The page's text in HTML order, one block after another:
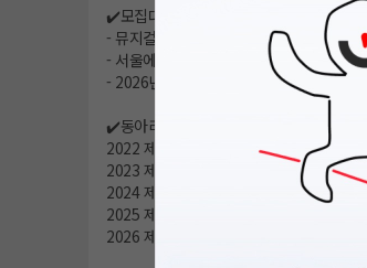
✔️모집대상
- 뮤지컬을 사랑하는 사람 누구나
- 서울에서 활동이 가능한 대학생(휴학생
- 2026년 4월 ~ 2027년 1월 활동 가능자
✔️동아리 이력
2022 제로 1기 정기공연 창작뮤지컬
2023 제로 2기 정기공연 창작뮤지컬 <세
2024 제로 3기 정기공연 창작뮤지컬
2025 제로 5기 정기공연 창작뮤지컬 <이카
2026 제로 6기 정기공연 창작뮤지컬 < []: